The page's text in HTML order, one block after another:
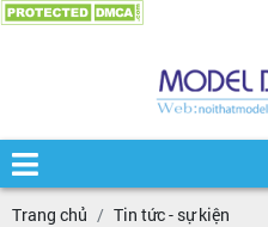
Trang chủ
Tin tức - sự kiện